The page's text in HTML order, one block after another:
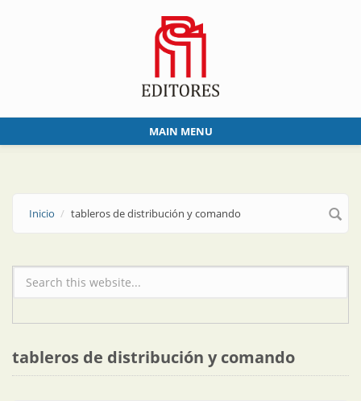
MAIN MENU
Inicio tableros de distribución y comando
Formulario de búsqueda
tableros de distribución y comando